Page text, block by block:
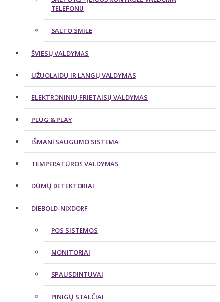
TELEFONU
SALTO SMILE
ŠVIESŲ VALDYMAS
UŽUOLAIDŲ IR LANGŲ VALDYMAS
ELEKTRONINIŲ PRIETAISŲ VALDYMAS
PLUG & PLAY
IŠMANI SAUGUMO SISTEMA
TEMPERATŪROS VALDYMAS
DŪMŲ DETEKTORIAI
DIEBOLD-NIXDORF
POS SISTEMOS
MONITORIAI
SPAUSDINTUVAI
PINIGŲ STALČIAI